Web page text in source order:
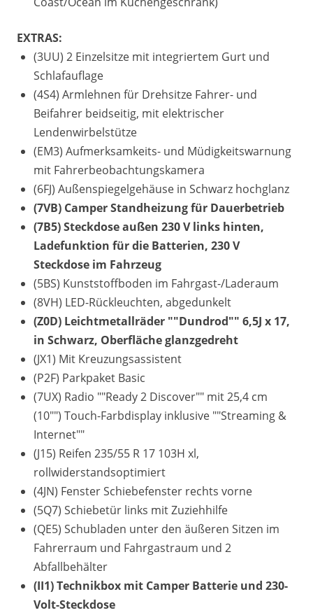
EXTRAS:
(3UU) 2 Einzelsitze mit integriertem Gurt und
Schlafauflage
(4S4) Armlehnen für Drehsitze Fahrer- und
Beifahrer beidseitig, mit elektrischer
Lendenwirbelstütze
(EM3) Aufmerksamkeits- und Müdigkeitswarnung
mit Fahrerbeobachtungskamera
(6FJ) Außenspiegelgehäuse in Schwarz hochglanz
(7VB) Camper Standheizung für Dauerbetrieb
(7B5) Steckdose außen 230 V links hinten,
Ladefunktion für die Batterien, 230 V
Steckdose im Fahrzeug
(5BS) Kunststoffboden im Fahrgast-/Laderaum
(8VH) LED-Rückleuchten, abgedunkelt
(Z0D) Leichtmetallräder ""Dundrod"" 6,5J x 17,
in Schwarz, Oberfläche glanzgedreht
(JX1) Mit Kreuzungsassistent
(P2F) Parkpaket Basic
(7UX) Radio ""Ready 2 Discover"" mit 25,4 cm
(10"") Touch-Farbdisplay inklusive ""Streaming &
Internet""
(J15) Reifen 235/55 R 17 103H xl,
rollwiderstandsoptimiert
(4JN) Fenster Schiebefenster rechts vorne
(5Q7) Schiebetür links mit Zuziehhilfe
(QE5) Schubladen unter den äußeren Sitzen im
Fahrerraum und Fahrgastraum und 2
Abfallbehälter
(II1) Technikbox mit Camper Batterie und 230-
Volt-Steckdose